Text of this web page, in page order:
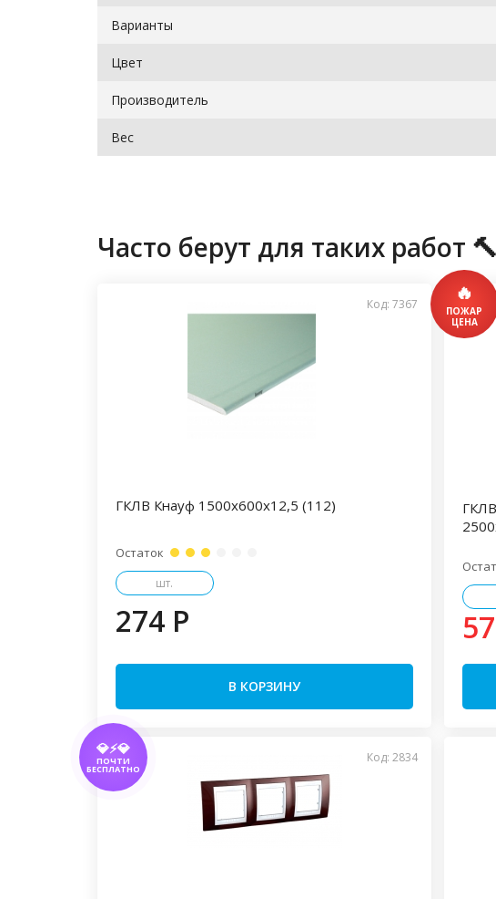
Варианты
Цвет
Производитель
Вес
Часто берут для таких работ 🔨
Код: 7367
ГКЛВ Кнауф 1500х600х12,5 (112)
Остаток
шт.
274 P
В КОРЗИНУ
💎⚡💎
ПОЧТИ
БЕСПЛАТНО
Код: 2834